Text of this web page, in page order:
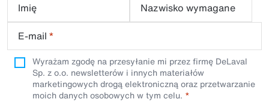
Imię
Nazwisko wymagane
E-mail *
Wyrażam zgodę na przesyłanie mi przez firmę DeLaval
Sp. z o.o. newsletterów i innych materiałów
marketingowych drogą elektroniczną oraz przetwarzanie
moich danych osobowych w tym celu.